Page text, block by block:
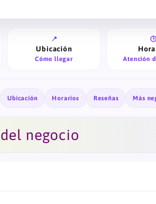
📍
Ubicación
Cómo llegar Atención
Ubicación Horarios Reseñas Más
negocio